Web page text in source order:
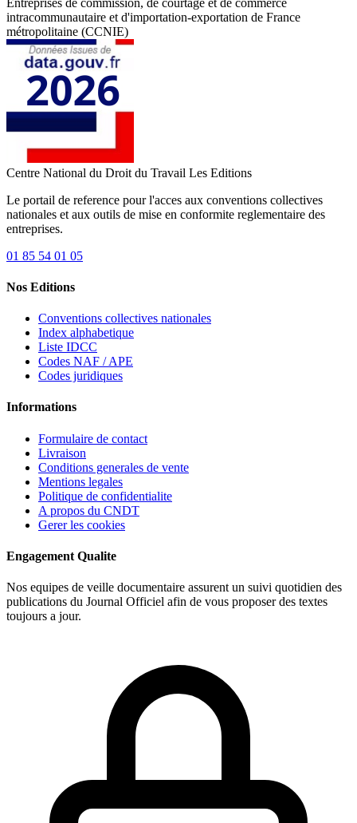
intracommunautaire et d'importation-exportation de France
métropolitaine (CCNIE)
Centre National du Droit du Travail Les Editions
Le portail de reference pour l'acces aux conventions collectives
nationales et aux outils de mise en conformite reglementaire des
entreprises.
01 85 54 01 05
Nos Editions
Conventions collectives nationales
Index alphabetique
Liste IDCC
Codes NAF / APE
Codes juridiques
Informations
Formulaire de contact
Livraison
Conditions generales de vente
Mentions legales
Politique de confidentialite
A propos du CNDT
Gerer les cookies
Engagement Qualite
Nos equipes de veille documentaire assurent un suivi quotidien des
publications du Journal Officiel afin de vous proposer des textes
toujours a jour.